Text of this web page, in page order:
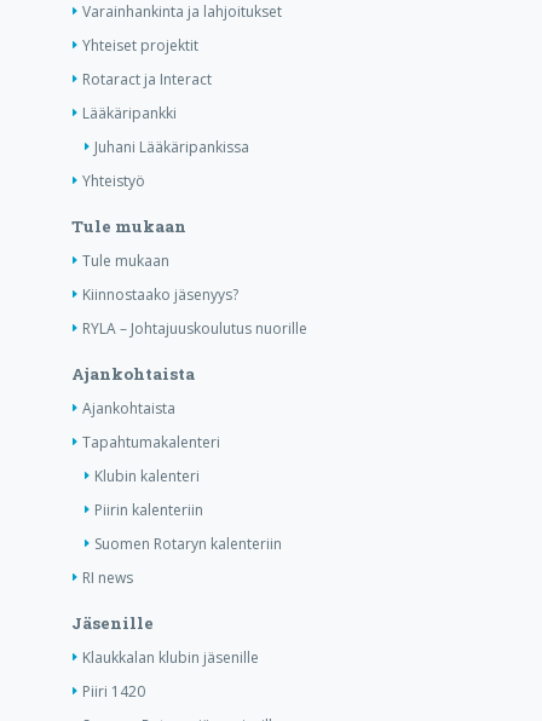
Varainhankinta ja lahjoitukset
Yhteiset projektit
Rotaract ja Interact
Lääkäripankki
Juhani Lääkäripankissa
Yhteistyö
Tule mukaan
Tule mukaan
Kiinnostaako jäsenyys?
RYLA – Johtajuuskoulutus nuorille
Ajankohtaista
Ajankohtaista
Tapahtumakalenteri
Klubin kalenteri
Piirin kalenteriin
Suomen Rotaryn kalenteriin
RI news
Jäsenille
Klaukkalan klubin jäsenille
Piiri 1420